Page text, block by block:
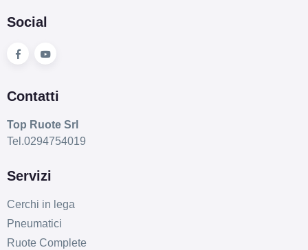
Social
Contatti
Top Ruote Srl
Tel.0294754019
Servizi
Cerchi in lega
Pneumatici
Ruote Complete